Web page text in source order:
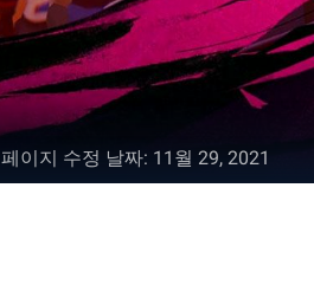
페이지 수정 날짜: 11월 29, 2021